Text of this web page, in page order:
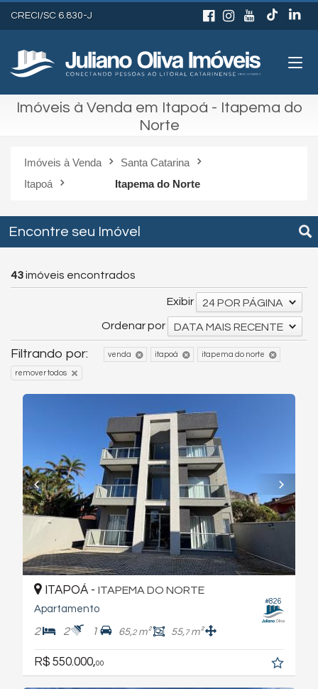
CRECI/SC 6.830-J
Imóveis à Venda em Itapoá - Itapema do
Norte
Imóveis à Venda
Santa Catarina
Itapoá
Itapema do Norte
Encontre seu Imóvel
43imóveis encontrados
Exibir
24 POR PÁGINA
Ordenar por
DATA MAIS RECENTE
Filtrando por: venda itapoá itapema do norte
remover todos
#826
ITAPOÁ - ITAPEMA DO NORTE
Apartamento
2 2 1 65,2m² 55,7m²
R$ 550.000,00